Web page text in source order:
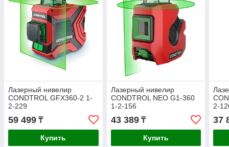
Лазерный нивелир
CONDTROL GFX360-2 1-
2-229
59 499 ₸
Купить
Лазерный нивелир
CONDTROL NEO G1-360
1-2-156
43 389₸
Купить
2-
37